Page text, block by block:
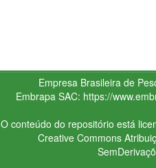
Empresa Brasileira de
Embrapa SAC: https://
O conteúdo do repositório está
Creative Commons